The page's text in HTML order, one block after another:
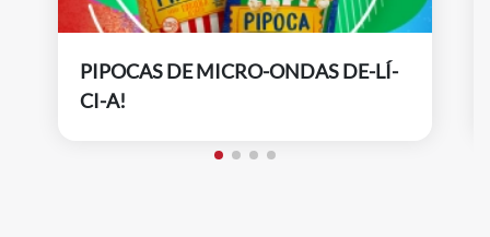
PIPOCAS DE MICRO-ONDAS DE-LÍ-
CI-A!